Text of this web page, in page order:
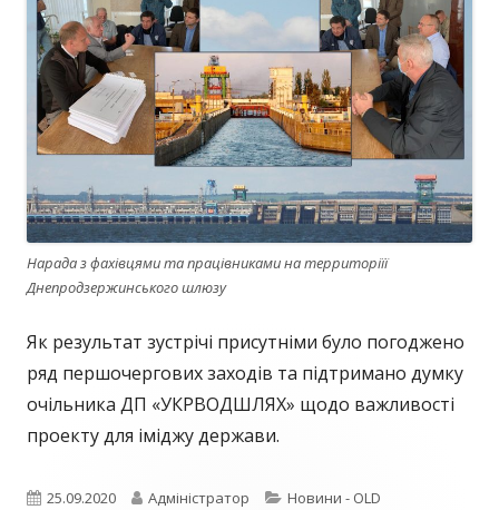
Нарада з фахівцями та працівниками на территоріїї
Днепродзержинського шлюзу
Як результат зустрічі присутніми було погоджено
ряд першочергових заходів та підтримано думку
очільника ДП «УКРВОДШЛЯХ» щодо важливості
проекту для іміджу держави.
Опубліковано
25.09.2020 Автор
Адміністратор Категорії
Новини - OLD